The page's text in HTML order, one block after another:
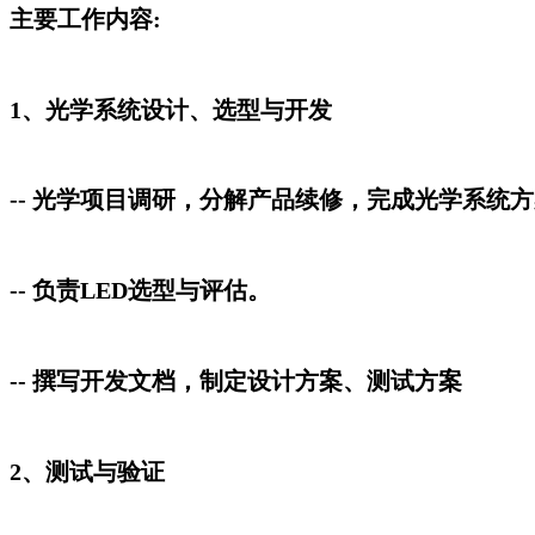
主要工作内容:
1、光学系统设计、选型与开发
-- 光学项目调研，分解产品续修，完成光学系统
-- 负责LED选型与评估。
-- 撰写开发文档，制定设计方案、测试方案
2、测试与验证